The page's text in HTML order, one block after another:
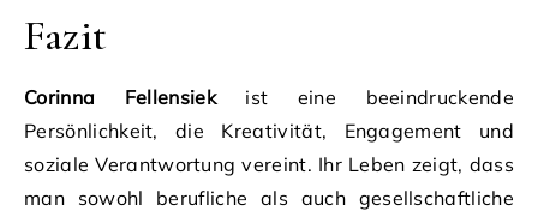
Fazit
Corinna Fellensiekist eine beeindruckende
Persönlichkeit, die Kreativität, Engagement und
soziale Verantwortung vereint. Ihr Leben zeigt, dass
man sowohl berufliche als auch gesellschaftliche